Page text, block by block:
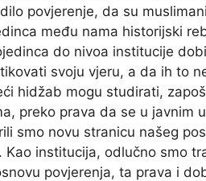
povjerenje, da su
među nama historijski
do nivoa institucije
svoju vjeru, a da ih to
hidžab mogu studirati,
preko prava da se u javnim
smo novu stranicu našeg
Kao institucija, odlučno smo
povjerenja, ta prava i